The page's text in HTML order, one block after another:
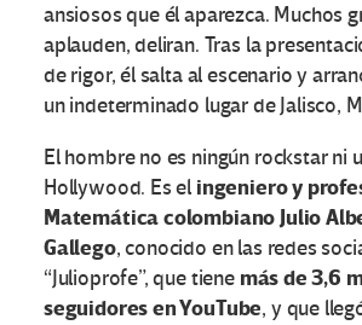
ansiosos que él aparezca. Muchos
aplauden, deliran. Tras la
de rigor, él salta al escenario y
un indeterminado lugar de Jalisco,
El hombre no es ningún rockstar ni
Hollywood. Es el ingeniero y
Matemática colombiano Julio
Gallego, conocido en las redes
“Julioprofe”, que tiene más de 3,6
seguidores en YouTube, y que